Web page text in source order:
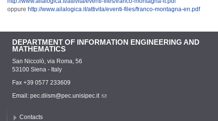
oppure http://www.ailalogica.it/attivita/eventi-files/franco-montagna-en.pdf
DEPARTMENT OF INFORMATION ENGINEERING AND
MATHEMATICS
San Niccolò, via Roma, 56
53100 Siena - Italy
Fax +39 0577 233609
Email: pec.diism@pec.unisipec.it
Contacts